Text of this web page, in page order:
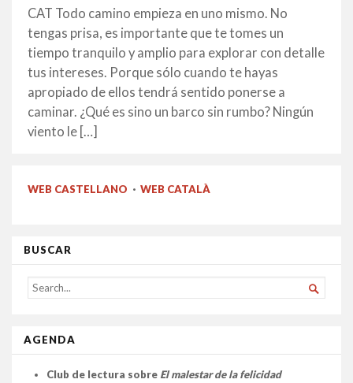
FEBRER
2014
CAT Todo camino empieza en uno mismo. No
tengas prisa, es importante que te tomes un
tiempo tranquilo y amplio para explorar con detalle
tus intereses. Porque sólo cuando te hayas
apropiado de ellos tendrá sentido ponerse a
caminar. ¿Qué es sino un barco sin rumbo? Ningún
viento le […]
WEB CASTELLANO · WEB CATALÀ
BUSCAR
SEARCH
FOR...

AGENDA
Club de lectura sobre El malestar de la felicidad